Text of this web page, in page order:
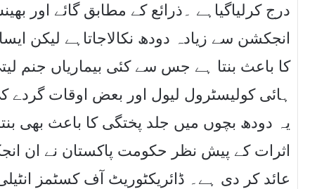
درج کرلیاگیاہے ۔ذرائع کے مطابق گائے اور
انجکشن سے زیادہ دودھ نکالاجاتاہے لیکن
کا باعث بنتا ہے جس سے کئی بیماریاں جنم
ہائی کولیسٹرول لیول اور بعض اوقات گردے
یہ دودھ بچوں میں جلد پختگی کا باعث بھی
اثرات کے پیش نظر حکومت پاکستان نے ان
عائد کر دی ہے۔ ڈائریکٹوریٹ آف کسٹمز